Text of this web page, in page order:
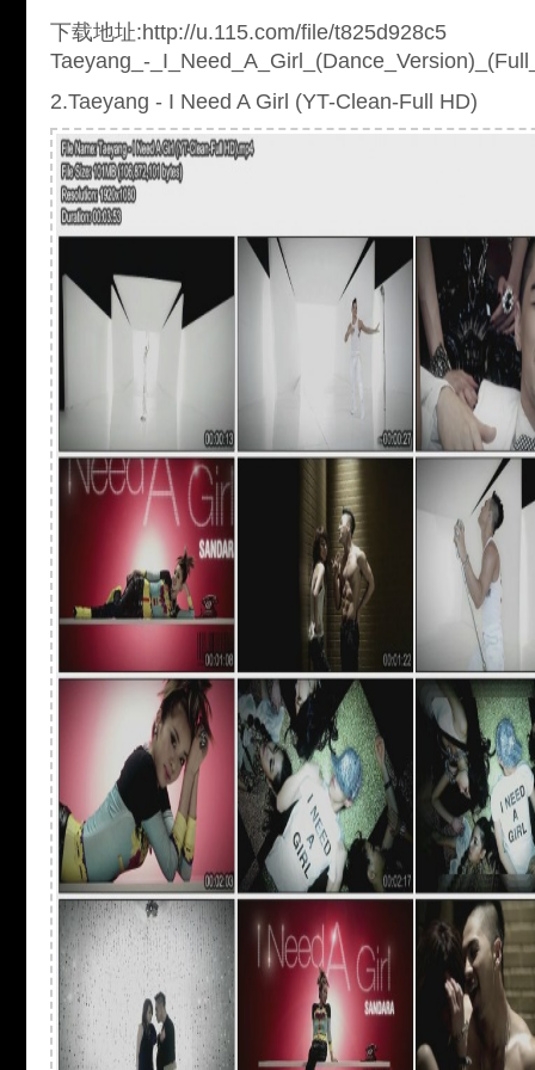
下载地址:http://u.115.com/file/t825d928c5
Taeyang_-
2.Taeyang - I Need A Girl (YT-Clean-Full HD)